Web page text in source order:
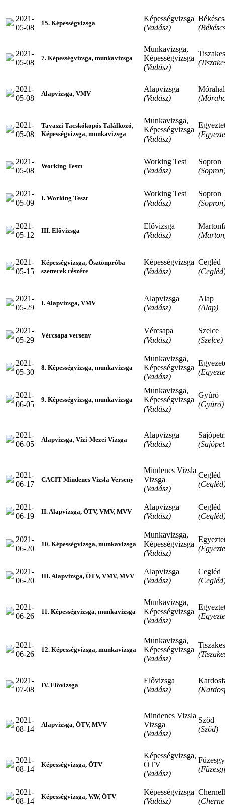
2021-
05-08
15. Képességvizsga
Képességvizsga
(Vadász)
2021-
05-08
7. Képességvizsga, munkavizsga
Munkavizsga,
Képességvizsga
(Vadász)
2021-
05-08
Alapvizsga, VMV
Alapvizsga
(Vadász)
2021-
05-08
Tavaszi Tacskókopós Találkozó,
Képességvizsga, munkavizsga
Munkavizsga,
Képességvizsga
(Vadász)
2021-
05-08
Working Teszt
Working Test
(Vadász)
Sopron
2021-
05-09
I. Working Teszt
Working Test
(Vadász)
Sopron
2021-
05-12
III. Elővizsga
Elővizsga
(Vadász)
2021-
05-15
Képességvizsga, Ösztönpróba
szetterek részére
Képességvizsga
(Vadász)
Cegléd
2021-
05-29
I. Alapvizsga, VMV
Alapvizsga
(Vadász)
Alap
(Alap)
2021-
05-29
Vércsapa verseny
Vércsapa
(Vadász)
Szelce
(Szelce)
2021-
05-30
8. Képességvizsga, munkavizsga
Munkavizsga,
Képességvizsga
(Vadász)
2021-
06-05
9. Képességvizsga, munkavizsga
Munkavizsga,
Képességvizsga
(Vadász)
Gyúró
(Gyúró)
2021-
06-05
Alapvizsga, Vízi-Mezei Vizsga
Alapvizsga
(Vadász)
2021-
06-17
CACIT Mindenes Vizsla Verseny
Mindenes Vizsla
Vizsga
(Vadász)
Cegléd
2021-
06-19
II. Alapvizsga, ÖTV, VMV, MVV
Alapvizsga
(Vadász)
Cegléd
2021-
06-20
10. Képességvizsga, munkavizsga
Munkavizsga,
Képességvizsga
(Vadász)
2021-
06-20
III. Alapvizsga, ÖTV, VMV, MVV
Alapvizsga
(Vadász)
Cegléd
2021-
06-26
11. Képességvizsga, munkavizsga
Munkavizsga,
Képességvizsga
(Vadász)
2021-
06-26
12. Képességvizsga, munkavizsga
Munkavizsga,
Képességvizsga
(Vadász)
2021-
07-08
IV. Elővizsga
Elővizsga
(Vadász)
2021-
08-14
Alapvizsga, ÖTV, MVV
Mindenes Vizsla
Vizsga
(Vadász)
Sződ
(Sződ)
2021-
08-14
Képességvizsga, ÖTV
Képességvizsga,
ÖTV
(Vadász)
2021-
08-14
Képességvizsga, VAV, ÖTV
Képességvizsga
(Vadász)